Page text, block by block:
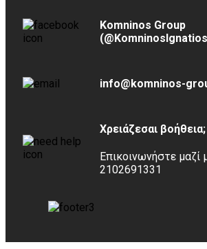
Komninos Group
info@komninos-
Χρειάζεσαι βοήθεια;
Επικοινωνήστε μαζί
2102691331